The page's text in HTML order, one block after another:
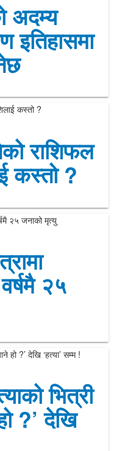
अदम्य
इतिहासमा
राशिफल
कस्तो ?
२५
भित्री
?’ देखि